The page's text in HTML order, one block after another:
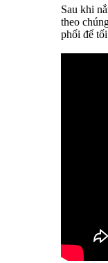
Sau khi
theo
phối để